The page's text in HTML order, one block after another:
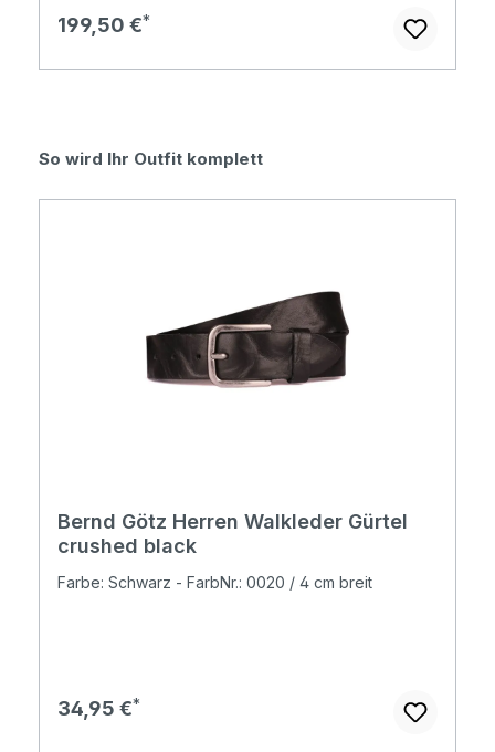
Regulärer Preis:
199,50 €
Produktgalerie überspringen
So wird Ihr Outfit komplett
Bernd Götz Herren Walkleder Gürtel
crushed black
Farbe: Schwarz - FarbNr.: 0020 / 4 cm breit
Regulärer Preis:
34,95 €